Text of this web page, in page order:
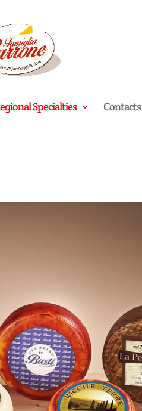
Specialties Contacts